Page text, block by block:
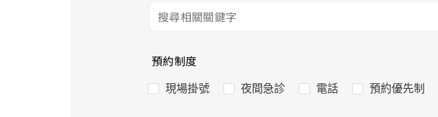
預約制度
現場掛號 夜間急診 電話 預約優先制